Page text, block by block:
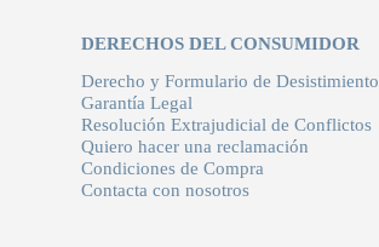
DERECHOS DEL CONSUMIDOR
Derecho y Formulario de Desistimiento
Garantía Legal
Resolución Extrajudicial de Conflictos
Quiero hacer una reclamación
Condiciones de Compra
Contacta con nosotros